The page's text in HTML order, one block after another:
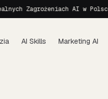
Zagrożeniach AI w Polsce do
AI Skills Marketing AI